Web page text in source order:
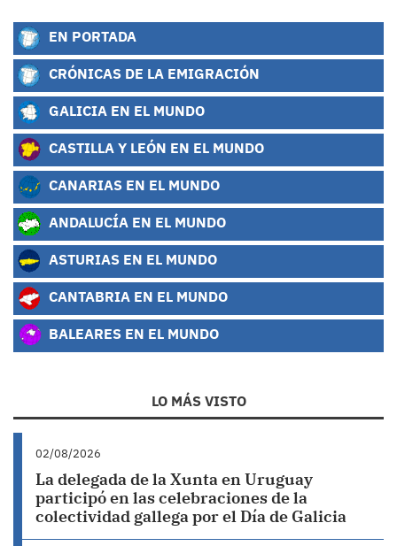
EN PORTADA
CRÓNICAS DE LA EMIGRACIÓN
GALICIA EN EL MUNDO
CASTILLA Y LEÓN EN EL MUNDO
CANARIAS EN EL MUNDO
ANDALUCÍA EN EL MUNDO
ASTURIAS EN EL MUNDO
CANTABRIA EN EL MUNDO
BALEARES EN EL MUNDO
LO MÁS VISTO
02/08/2026
La delegada de la Xunta en Uruguay
participó en las celebraciones de la
colectividad gallega por el Día de Galicia